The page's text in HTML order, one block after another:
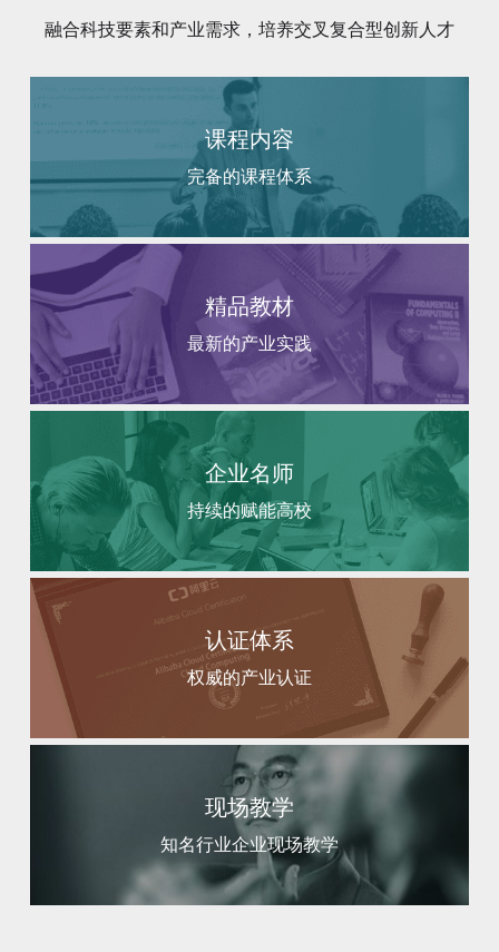
融合科技要素和产业需求，培养交叉复合型创新人才
课程内容
完备的课程体系
精品教材
最新的产业实践
企业名师
持续的赋能高校
认证体系
权威的产业认证
现场教学
知名行业企业现场教学